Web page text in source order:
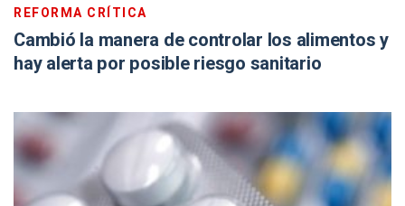
REFORMA CRÍTICA
Cambió la manera de controlar los alimentos y
hay alerta por posible riesgo sanitario